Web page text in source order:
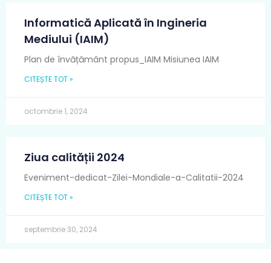
Informatică Aplicată în Ingineria
Mediului (IAIM)
Plan de învățământ propus_IAIM Misiunea IAIM
CITEȘTE TOT »
octombrie 1, 2024
Ziua calității 2024
Eveniment-dedicat-Zilei-Mondiale-a-Calitatii-2024
CITEȘTE TOT »
septembrie 30, 2024